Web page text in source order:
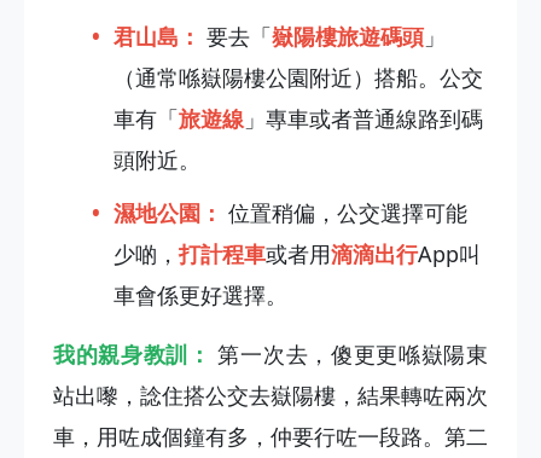
君山島： 要去「嶽陽樓旅遊碼頭」
（通常喺嶽陽樓公園附近）搭船。公交
車有「旅遊線」專車或者普通線路到碼
頭附近。
濕地公園： 位置稍偏，公交選擇可能
少啲，打計程車或者用滴滴出行App叫
車會係更好選擇。
我的親身教訓： 第一次去，傻更更喺嶽陽東
站出嚟，諗住搭公交去嶽陽樓，結果轉咗兩次
車，用咗成個鐘有多，仲要行咗一段路。第二